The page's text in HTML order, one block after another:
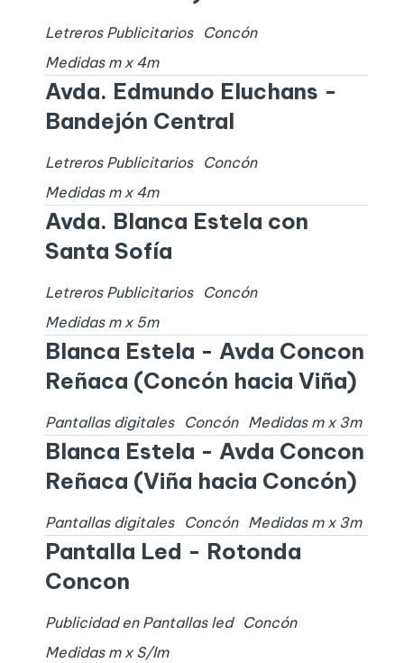
Letreros Publicitarios
Concón
Medidas m x 4m
Avda. Edmundo Eluchans -
Bandejón Central
Letreros Publicitarios
Concón
Medidas m x 4m
Avda. Blanca Estela con
Santa Sofía
Letreros Publicitarios
Concón
Medidas m x 5m
Blanca Estela - Avda Concon
Reñaca (Concón hacia Viña)
Pantallas digitales Concón Medidas m x 3m
Blanca Estela - Avda Concon
Reñaca (Viña hacia Concón)
Pantallas digitales Concón Medidas m x 3m
Pantalla Led - Rotonda
Concon
Publicidad en Pantallas led
Concón
Medidas m x S/Im